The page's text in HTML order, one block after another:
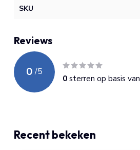
SKU
Reviews
0 /5
0sterren op basis van
Recent bekeken